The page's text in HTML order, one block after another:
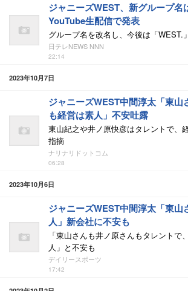
ジャニーズWEST、新グループ名
YouTube生配信で発表
グループ名を改名し、今後は「WEST.
日テレNEWS NNN
22:14
2023年10月7日
ジャニーズWEST中間淳太「東山
も経営は素人」不安吐露
東山紀之や井ノ原快彦はタレントで、
指摘
ナリナリドットコム
06:28
2023年10月6日
ジャニーズWEST中間淳太「東山
人」新会社に不安も
「東山さんも井ノ原さんもタレントで
人」と不安も
デイリースポーツ
17:42